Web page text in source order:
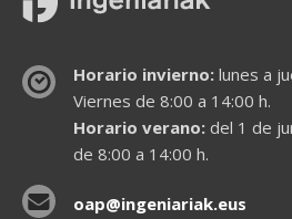
Horario invierno:lunes a
Viernes de 8:00 a 14:00 h.
Horario verano:del 1 de
de 8:00 a 14:00 h.
oap@ingeniariak.eus